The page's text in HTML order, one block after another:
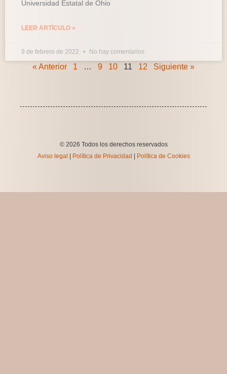
Universidad Estatal de Ohio
LEER ARTÍCULO »
9 de febrero de 2022 No hay comentarios
« Anterior 1 … 9 10 11 12 Siguiente »
© 2026 Todos los derechos reservados
Aviso legal | Política de Privacidad | Política de Cookies